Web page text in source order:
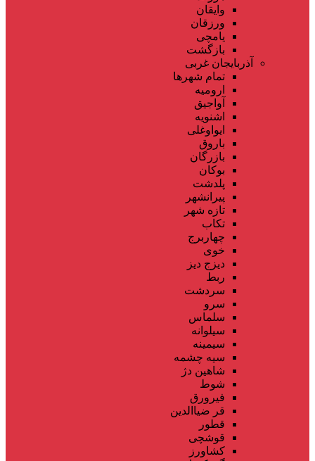
وایقان
ورزقان
یامچی
بازگشت
آذربایجان غربی
تمام شهر‌ها
ارومیه
آواجیق
اشنویه
ایواوغلی
باروق
بازرگان
بوکان
پلدشت
پیرانشهر
تازه شهر
تکاب
چهاربرج
خوی
دیزج دیز
ربط
سردشت
سرو
سلماس
سیلوانه
سیمینه
سیه چشمه
شاهین دژ
شوط
فیرورق
قر ضیاالدین
قطور
قوشچی
کشاورز